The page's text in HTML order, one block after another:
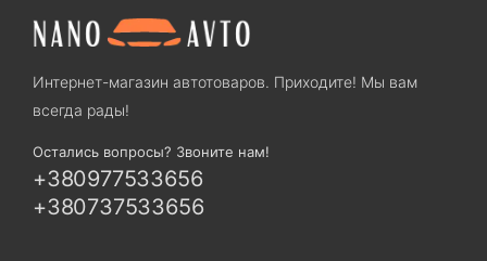
Интернет-магазин автотоваров. Приходите! Мы вам
всегда рады!
Остались вопросы? Звоните нам!
+380977533656
+380737533656